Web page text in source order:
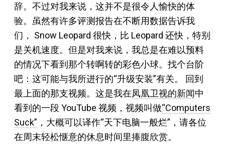
辞。不过对我来说，这并不是很令人愉快的体
验。虽然有许多评测报告在不断用数据告诉我
们， Snow Leopard 很快，比 Leopard 还快，特别
是关机速度。但是对我来说，我总是在难以预料
的情况下看到那个转啊转的彩色小球。找个台阶
吧：这可能与我所进行的“升级安装”有关。 回到
最上面的那支视频。这是我在凤凰卫视的新闻中
看到的一段 YouTube 视频，视频叫做“Computers
Suck” ，大概可以译作“天下电脑一般烂”，请各位
在周末轻松惬意的休息时间里捧腹欣赏。